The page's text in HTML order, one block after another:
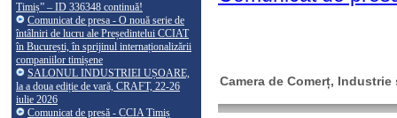
Timiș” – ID 336348 continuă!
Comunicat de presa - O nouă serie de
întâlniri de lucru ale Președintelui CCIAT
în București, în sprijinul internaționalizării
companiilor timișene
SALONUL INDUSTRIEI UȘOARE,
la a doua ediție de vară, CRAFT, 22-26
iulie 2026
Comunicat de presă - CCIA Timiș
Camera de Comerț,